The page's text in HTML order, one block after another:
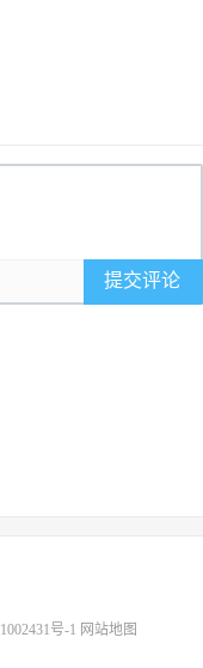
提交评论
号-1 网站地图